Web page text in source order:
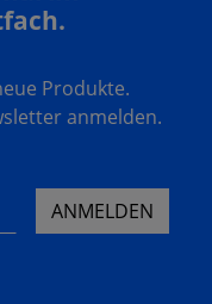
Produkte.
anmelden.
ANMELDEN